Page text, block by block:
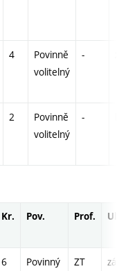
4
Povinně
volitelný
-
2
Povinně
volitelný
-
Kr. Pov. Prof. Uk.
6 Povinný ZT zá,zk